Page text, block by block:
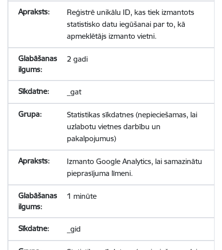
Reģistrē unikālu ID, kas tiek izmantots
statistisko datu iegūšanai par to, kā
apmeklētājs izmanto vietni.
2 gadi
_gat
Statistikas sīkdatnes (nepieciešamas, lai
uzlabotu vietnes darbību un
pakalpojumus)
Izmanto Google Analytics, lai samazinātu
pieprasījuma līmeni.
1 minūte
_gid